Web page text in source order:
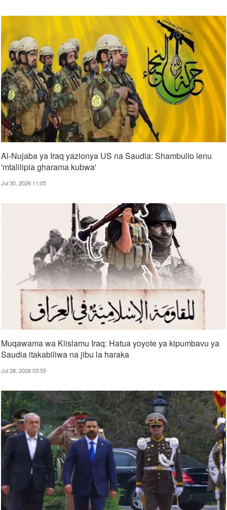
Al-Nujaba ya Iraq yazionya US na Saudia: Shambulio lenu
'mtalilipia gharama kubwa'
Jul 30, 2026 11:05
Muqawama wa Kiislamu Iraq: Hatua yoyote ya kipumbavu ya
Saudia itakabiliwa na jibu la haraka
Jul 28, 2026 03:55